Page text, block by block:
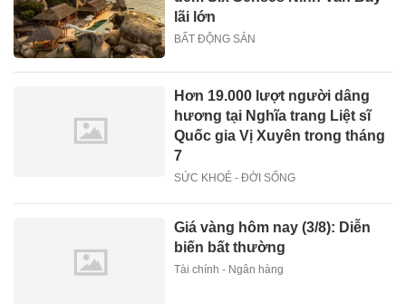
lãi lớn
BẤT ĐỘNG SẢN
Hơn 19.000 lượt người dâng
hương tại Nghĩa trang Liệt sĩ
Quốc gia Vị Xuyên trong tháng
7
SỨC KHOẺ - ĐỜI SỐNG
Giá vàng hôm nay (3/8): Diễn
biến bất thường
Tài chính - Ngân hàng